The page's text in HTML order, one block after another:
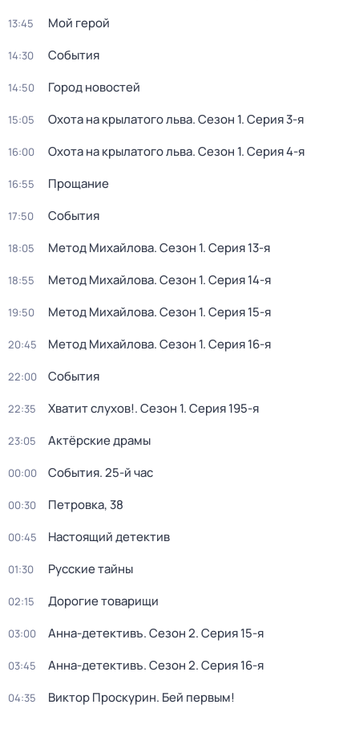
13:45 Мой герой
14:30 События
14:50 Город новостей
15:05 Охота на крылатого льва. Сезон 1. Серия 3-я
16:00 Охота на крылатого льва. Сезон 1. Серия 4-я
16:55 Прощание
17:50 События
18:05 Метод Михайлова. Сезон 1. Серия 13-я
18:55 Метод Михайлова. Сезон 1. Серия 14-я
19:50 Метод Михайлова. Сезон 1. Серия 15-я
20:45 Метод Михайлова. Сезон 1. Серия 16-я
22:00 События
22:35 Хватит слухов!. Сезон 1. Серия 195-я
23:05 Актёрские драмы
00:00 События. 25-й час
00:30 Петровка, 38
00:45 Настоящий детектив
01:30 Русские тайны
02:15 Дорогие товарищи
03:00 Анна-детективъ. Сезон 2. Серия 15-я
03:45 Анна-детективъ. Сезон 2. Серия 16-я
04:35 Виктор Проскурин. Бей первым!